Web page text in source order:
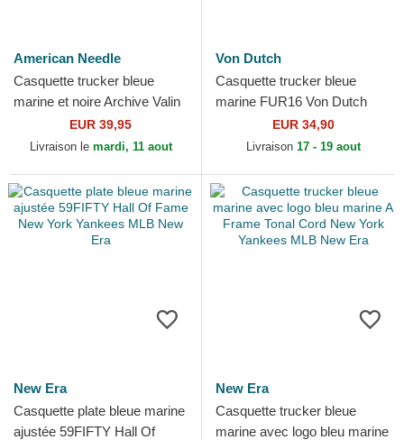
American Needle
Casquette trucker bleue
marine et noire Archive Valin
Gin and tonic Cocktails
American Needle
EUR 39,95
Livraison le mardi, 11 aout
Von Dutch
Casquette trucker bleue
marine FUR16 Von Dutch
EUR 34,90
Livraison 17 - 19 aout
New Era
Casquette plate bleue marine
ajustée 59FIFTY Hall Of
New Era
Casquette trucker bleue
marine avec logo bleu marine